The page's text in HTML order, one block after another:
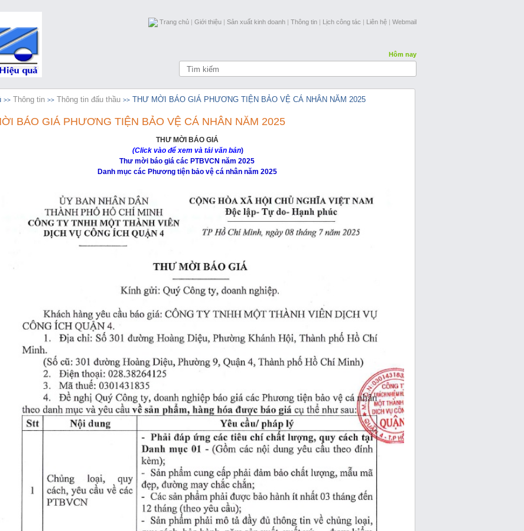
Trang chủ | Giới thiệu | Sản xuất kinh doanh | Thông tin | Lịch công tác | Liên hệ | Webmail
Hôm nay
>> Thông tin >> Thông tin đấu thầu >> THƯ MỜI BÁO GIÁ PHƯƠNG TIỆN BẢO VỆ CÁ NHÂN NĂM 2025
BÁO GIÁ PHƯƠNG TIỆN BẢO VỆ CÁ NHÂN NĂM 2025
THƯ MỜI BÁO GIÁ
(Click vào để xem và tải văn bản)
Thư mời báo giá các PTBVCN năm 2025
Danh mục các Phương tiện bảo vệ cá nhân năm 2025